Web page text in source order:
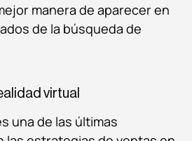
manera de aparecer en
de la búsqueda de
virtual
una de las últimas